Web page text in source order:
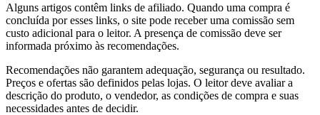
Alguns artigos contêm links de afiliado. Quando uma compra é
concluída por esses links, o site pode receber uma comissão sem
custo adicional para o leitor. A presença de comissão deve ser
informada próximo às recomendações.
Recomendações não garantem adequação, segurança ou resultado.
Preços e ofertas são definidos pelas lojas. O leitor deve avaliar a
descrição do produto, o vendedor, as condições de compra e suas
necessidades antes de decidir.